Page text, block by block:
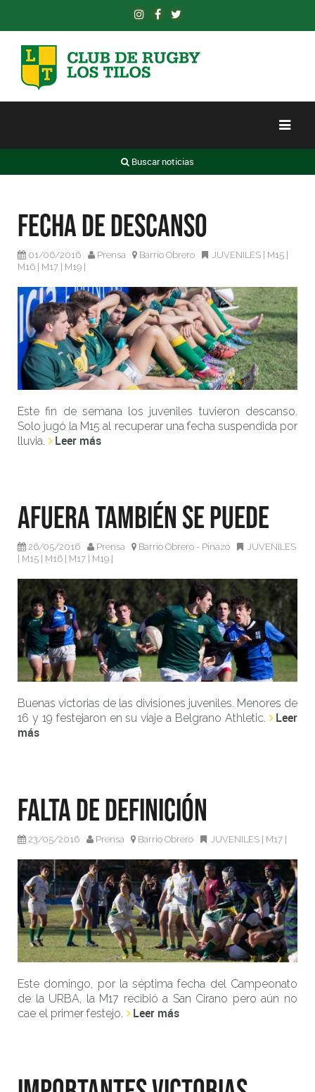
Buscar noticias
Fecha de descanso
01/06/2016 Prensa Barrio Obrero JUVENILES| M15|
M16
M17 M19
Este fin de semana los juveniles tuvieron descanso.
Solo jugó la M15 al recuperar una fecha suspendida por
lluvia.
Leer más
Afuera también se puede
26/05/2016 Prensa Barrio Obrero - Pinazo
JUVENILES
M15 M16 M17 M19
Buenas victorias de las divisiones juveniles. Menores de
16 y 19 festejaron en su viaje a Belgrano Athletic.
Leer
más
Falta de definición
23/05/2016 Prensa Barrio Obrero JUVENILES| M17|
Este domingo, por la séptima fecha del Campeonato
de la URBA, la M17 recibió a San Cirano pero aún no
cae el primer festejo.
Leer más